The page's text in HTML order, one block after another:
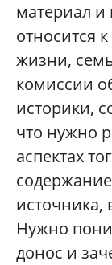
материал и
относится
жизни,
комиссии
историки,
что нужно
аспектах
источника,
Нужно
донос и